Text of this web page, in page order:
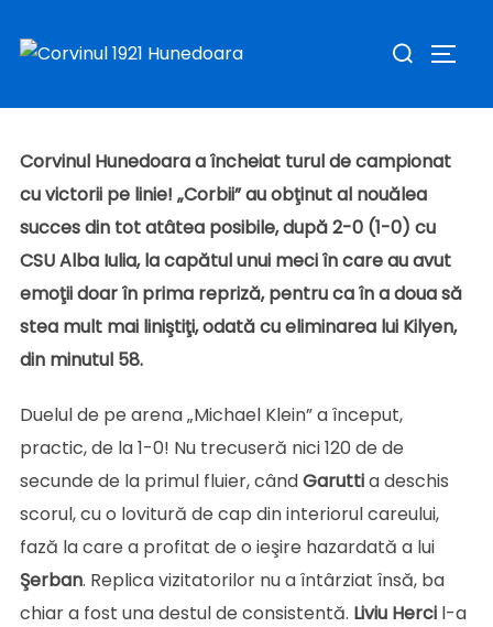
după:
şaptelea succes „la zero”
Corvinul Hunedoara a încheiat turul de campionat
cu victorii pe linie! „Corbii” au obţinut al nouălea
succes din tot atâtea posibile, după 2-0 (1-0) cu
CSU Alba Iulia, la capătul unui meci în care au avut
emoţii doar în prima repriză, pentru ca în a doua să
stea mult mai liniştiţi, odată cu eliminarea lui Kilyen,
din minutul 58.
Duelul de pe arena „Michael Klein” a început,
practic, de la 1-0! Nu trecuseră nici 120 de de
secunde de la primul fluier, cândGaruttia deschis
scorul, cu o lovitură de cap din interiorul careului,
fază la care a profitat de o ieşire hazardată a lui
Şerban. Replica vizitatorilor nu a întârziat însă, ba
chiar a fost una destul de consistentă. Liviu Hercil-a